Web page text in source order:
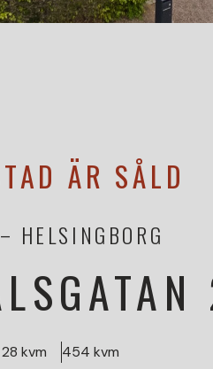
ÄR SÅLD
HELSINGBORG
kvm 454 kvm